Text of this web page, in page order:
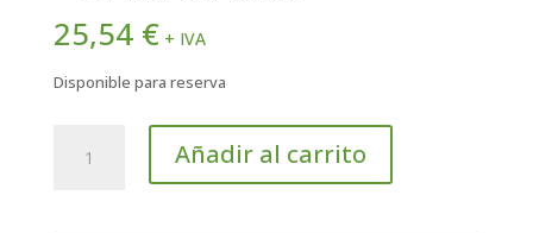
25,54 € + IVA
Disponible para reserva
STRIPES
Añadir al carrito